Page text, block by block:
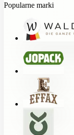
Popularne marki